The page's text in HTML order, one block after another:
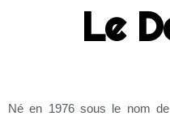
Le
Né en 1976 sous le nom